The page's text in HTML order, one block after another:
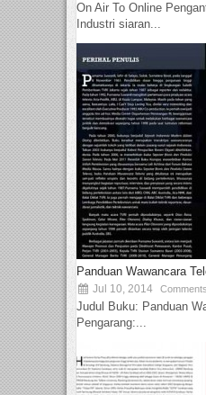
On Air To Online
Industri siaran...
Panduan Wawancara
Jul 10, 2014
Judul Buku: Panduan
Pengarang:...